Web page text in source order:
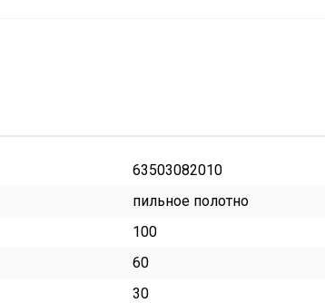
63503082010
пильное полотно
100
60
30